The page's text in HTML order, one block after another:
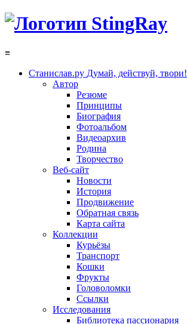
≡
Станислав.ру Думай, действуй, твори!
Автор
Резюме
Принципы
Биография
Фотоальбом
Видеоархив
Родина
Творчество
Веб-сайт
Новости
История
Продвижение
Обратная связь
Карта сайта
Коллекции
Курьёзы
Транспорт
Кошки
Фрукты
Головоломки
Ссылки
Исследования
Библиотека пассионария